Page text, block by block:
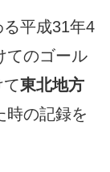
平成31年4
てのゴール
東北地方
時の記録を